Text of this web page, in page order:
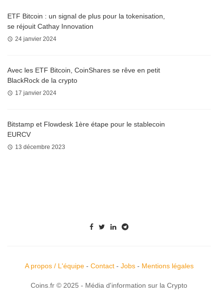
ETF Bitcoin : un signal de plus pour la tokenisation,
se réjouit Cathay Innovation
24 janvier 2024
Avec les ETF Bitcoin, CoinShares se rêve en petit
BlackRock de la crypto
17 janvier 2024
Bitstamp et Flowdesk 1ère étape pour le stablecoin
EURCV
13 décembre 2023
A propos / L'équipe- Contact- Jobs- Mentions légales
Coins.fr © 2025 - Média d'information sur la Crypto